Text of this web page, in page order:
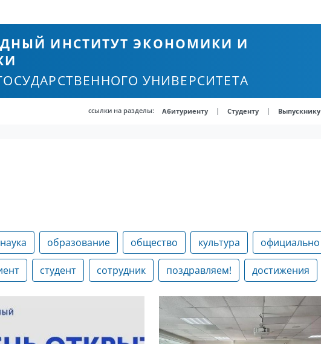
ИНСТИТУТ ЭКОНОМИКИ И
УНИВЕРСИТЕТА
ссылки на разделы: Абитуриенту | Студенту | Выпускнику
наука образование общество культура официально
студент сотрудник поздравляем! достижения